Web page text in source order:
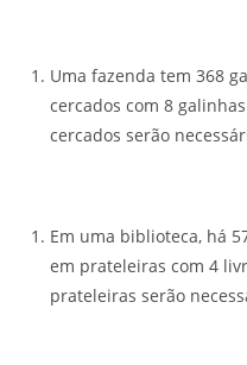
Uma fazenda tem 368
cercados com 8
cercados serão
Em uma biblioteca, há
em prateleiras com 4
prateleiras serão